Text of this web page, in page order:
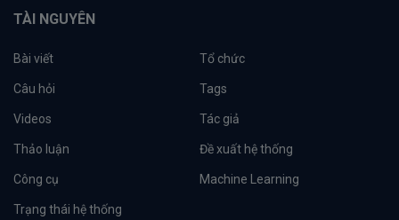
TÀI NGUYÊN
Bài viết Tổ chức
Câu hỏi Tags
Videos Tác giả
Thảo luận Đề xuất hệ thống
Công cụ Machine Learning
Trạng thái hệ thống